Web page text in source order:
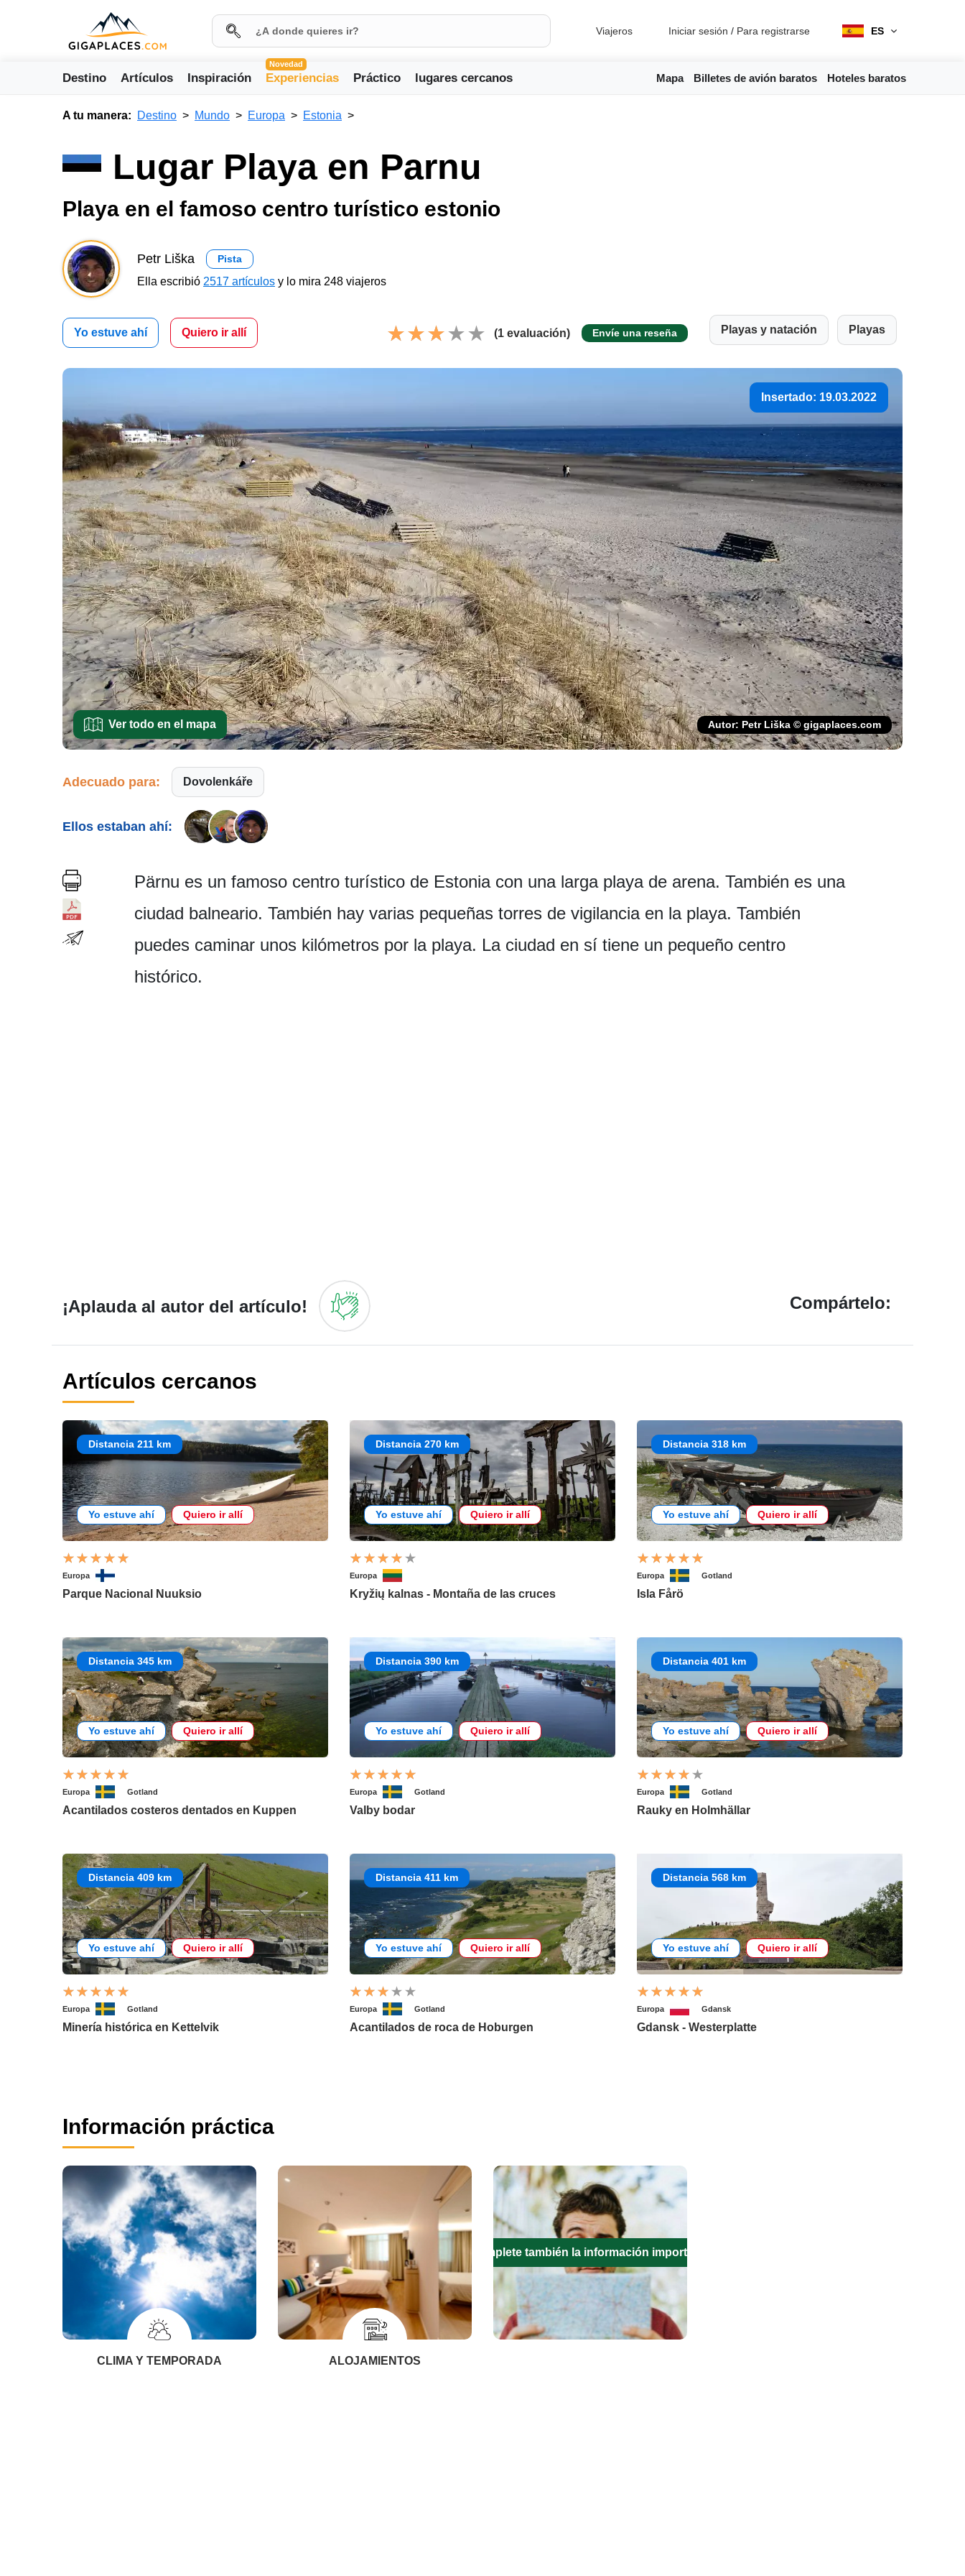
Viajeros Iniciar sesión / Para registrarse ES
Destino Artículos Inspiración
Novedad
Experiencias Práctico lugares cercanos Mapa Billetes de avión baratos Hoteles baratos
A tu manera: Destino Mundo Europa Estonia
Lugar Playa en Parnu
Playa en el famoso centro turístico estonio
Petr Liška Pista
Ella escribió 2517 artículos y lo mira 248 viajeros
Yo estuve ahí Quiero ir allí (1 evaluación) Envíe una reseña Playas y natación Playas
Insertado: 19.03.2022
Ver todo en el mapa Autor: Petr Liška © gigaplaces.com
Adecuado para: Dovolenkáře
Ellos estaban ahí:
Pärnu es un famoso centro turístico de Estonia con una larga playa de arena. También es una
ciudad balneario. También hay varias pequeñas torres de vigilancia en la playa. También
puedes caminar unos kilómetros por la playa. La ciudad en sí tiene un pequeño centro
histórico.
¡Aplauda al autor del artículo! Compártelo:
Artículos cercanos
Distancia 211 km
Yo estuve ahí Quiero ir allí
Europa
Parque Nacional Nuuksio
Distancia 270 km
Yo estuve ahí Quiero ir allí
Europa
Kryžių kalnas - Montaña de las cruces
Distancia 318 km
Yo estuve ahí Quiero ir allí
Europa Gotland
Isla Fårö
Distancia 345 km
Yo estuve ahí Quiero ir allí
Europa Gotland
Acantilados costeros dentados en Kuppen
Distancia 390 km
Yo estuve ahí Quiero ir allí
Europa Gotland
Valby bodar
Distancia 401 km
Yo estuve ahí Quiero ir allí
Europa Gotland
Rauky en Holmhällar
Distancia 409 km
Yo estuve ahí Quiero ir allí
Europa Gotland
Minería histórica en Kettelvik
Distancia 411 km
Yo estuve ahí Quiero ir allí
Europa Gotland
Acantilados de roca de Hoburgen
Distancia 568 km
Yo estuve ahí Quiero ir allí
Europa Gdansk
Gdansk - Westerplatte
Información práctica
CLIMA Y TEMPORADA ALOJAMIENTOS
Complete también la información importante